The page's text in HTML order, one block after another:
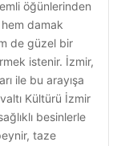
öğünlerinden
damak
de güzel bir
istenir. İzmir,
ile bu arayışa
Kültürü İzmir
besinlerle
taze